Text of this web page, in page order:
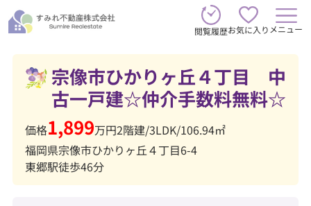
閲覧履歴お気に入り メニュー
宗像市ひかりヶ丘４丁目 中
古一戸建☆仲介手数料無料☆
価格1,899万円2階建/3LDK/106.94㎡
福岡県宗像市ひかりヶ丘４丁目6-4
東郷駅徒歩46分